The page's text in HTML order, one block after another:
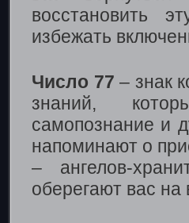
восстановить
избежать
Число 77 – знак
знаний,
самопознание и
напоминают о
– ангелов-
оберегают вас